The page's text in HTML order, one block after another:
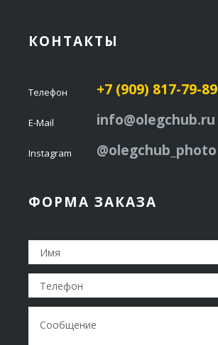
КОНТАКТЫ
Телефон +7 (909) 817-79-89
E-Mail info@olegchub.ru
Instagram @olegchub_photo
ФОРМА ЗАКАЗА